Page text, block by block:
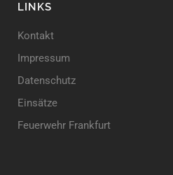
LINKS
Kontakt
Impressum
Datenschutz
Einsätze
Feuerwehr Frankfurt